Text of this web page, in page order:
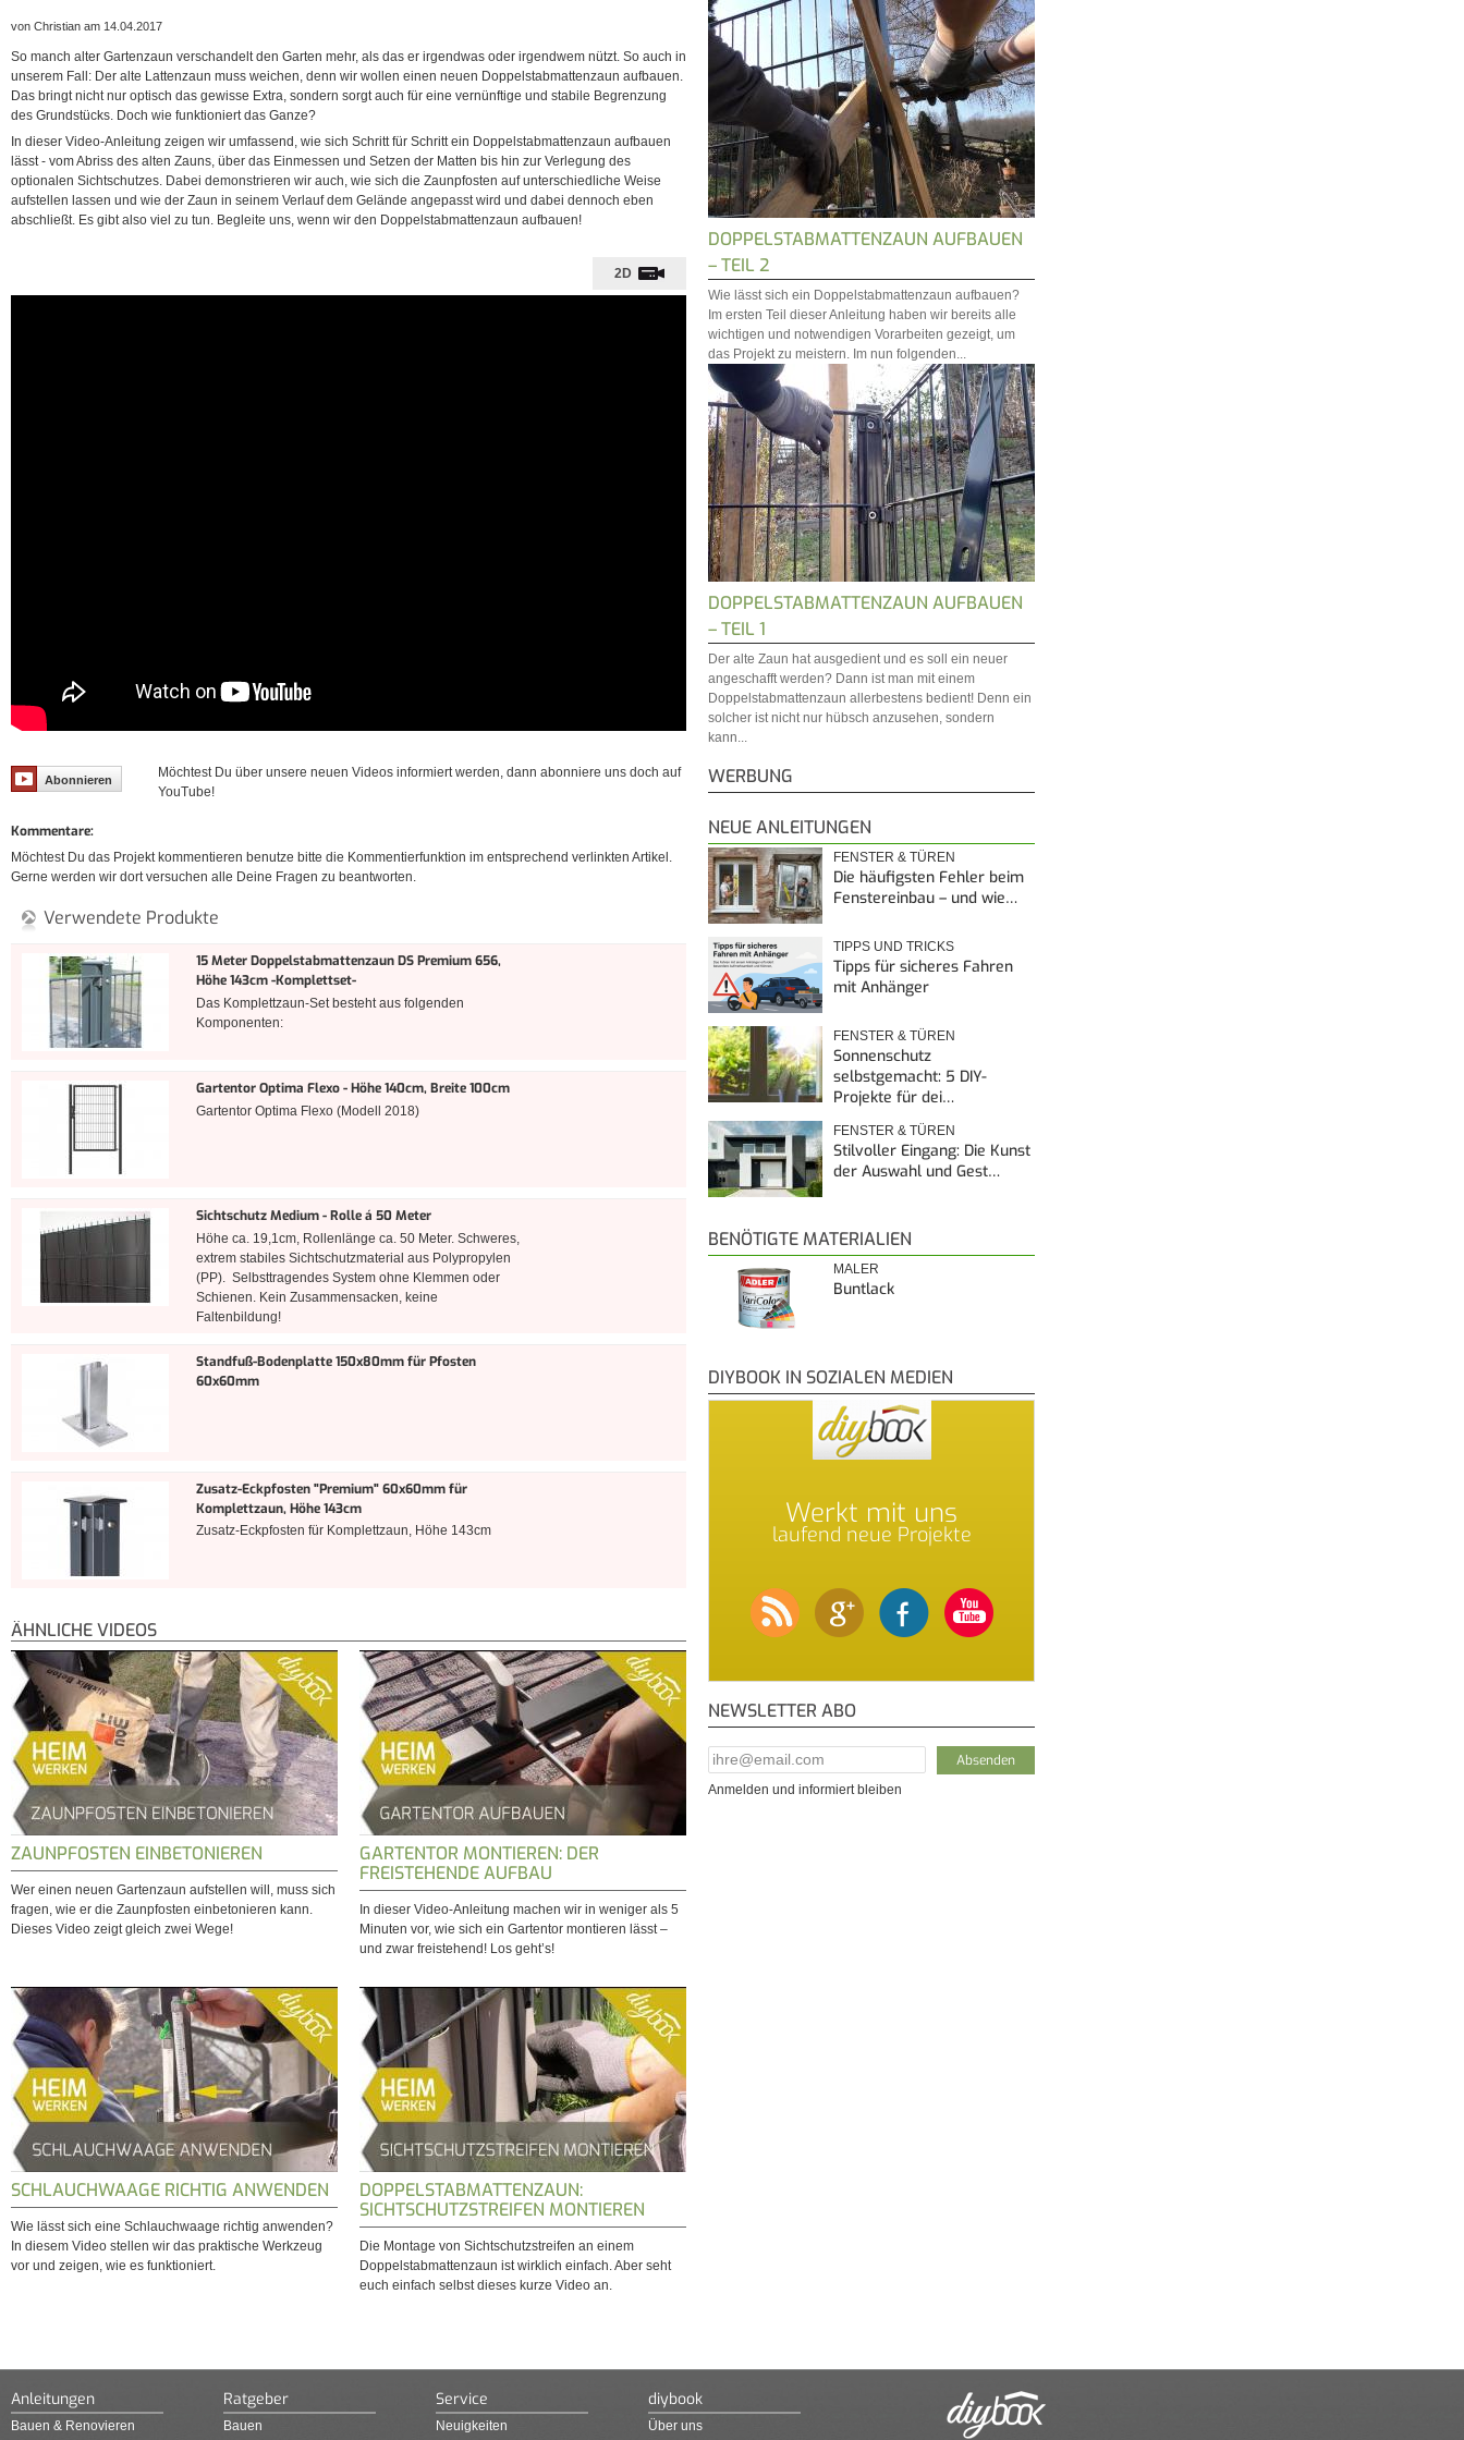
von Christian am 14.04.2017
So manch alter Gartenzaun verschandelt den Garten mehr, als das er irgendwas oder irgendwem nützt. So auch in
unserem Fall: Der alte Lattenzaun muss weichen, denn wir wollen einen neuen Doppelstabmattenzaun aufbauen.
Das bringt nicht nur optisch das gewisse Extra, sondern sorgt auch für eine vernünftige und stabile Begrenzung
des Grundstücks. Doch wie funktioniert das Ganze?
In dieser Video-Anleitung zeigen wir umfassend, wie sich Schritt für Schritt ein Doppelstabmattenzaun aufbauen
lässt - vom Abriss des alten Zauns, über das Einmessen und Setzen der Matten bis hin zur Verlegung des
optionalen Sichtschutzes. Dabei demonstrieren wir auch, wie sich die Zaunpfosten auf unterschiedliche Weise
aufstellen lassen und wie der Zaun in seinem Verlauf dem Gelände angepasst wird und dabei dennoch eben
abschließt. Es gibt also viel zu tun. Begleite uns, wenn wir den Doppelstabmattenzaun aufbauen!
2D
Abonnieren
Möchtest Du über unsere neuen Videos informiert werden, dann abonniere uns doch auf
YouTube!
Kommentare:
Möchtest Du das Projekt kommentieren benutze bitte die Kommentierfunktion im entsprechend verlinkten Artikel.
Gerne werden wir dort versuchen alle Deine Fragen zu beantworten.
Verwendete Produkte
15 Meter Doppelstabmattenzaun DS Premium 656,
Höhe 143cm -Komplettset-
Das Komplettzaun-Set besteht aus folgenden
Komponenten:
Gartentor Optima Flexo - Höhe 140cm, Breite 100cm
Gartentor Optima Flexo (Modell 2018)
Sichtschutz Medium - Rolle á 50 Meter
Höhe ca. 19,1cm, Rollenlänge ca. 50 Meter. Schweres,
extrem stabiles Sichtschutzmaterial aus Polypropylen
(PP). Selbsttragendes System ohne Klemmen oder
Schienen. Kein Zusammensacken, keine
Faltenbildung!
Standfuß-Bodenplatte 150x80mm für Pfosten
60x60mm
Zusatz-Eckpfosten "Premium" 60x60mm für
Komplettzaun, Höhe 143cm
Zusatz-Eckpfosten für Komplettzaun, Höhe 143cm
ÄHNLICHE VIDEOS
ZAUNPFOSTEN EINBETONIEREN
Wer einen neuen Gartenzaun aufstellen will, muss sich
fragen, wie er die Zaunpfosten einbetonieren kann.
Dieses Video zeigt gleich zwei Wege!
GARTENTOR MONTIEREN: DER
FREISTEHENDE AUFBAU
In dieser Video-Anleitung machen wir in weniger als 5
Minuten vor, wie sich ein Gartentor montieren lässt –
und zwar freistehend! Los geht’s!
SCHLAUCHWAAGE RICHTIG ANWENDEN
Wie lässt sich eine Schlauchwaage richtig anwenden?
In diesem Video stellen wir das praktische Werkzeug
vor und zeigen, wie es funktioniert.
DOPPELSTABMATTENZAUN:
SICHTSCHUTZSTREIFEN MONTIEREN
Die Montage von Sichtschutzstreifen an einem
Doppelstabmattenzaun ist wirklich einfach. Aber seht
euch einfach selbst dieses kurze Video an.
DOPPELSTABMATTENZAUN AUFBAUEN
– TEIL 2
Wie lässt sich ein Doppelstabmattenzaun aufbauen?
Im ersten Teil dieser Anleitung haben wir bereits alle
wichtigen und notwendigen Vorarbeiten gezeigt, um
das Projekt zu meistern. Im nun folgenden...
DOPPELSTABMATTENZAUN AUFBAUEN
– TEIL 1
Der alte Zaun hat ausgedient und es soll ein neuer
angeschafft werden? Dann ist man mit einem
Doppelstabmattenzaun allerbestens bedient! Denn ein
solcher ist nicht nur hübsch anzusehen, sondern
kann...
WERBUNG
NEUE ANLEITUNGEN
FENSTER & TÜREN
Die häufigsten Fehler beim
Fenstereinbau – und wie…
TIPPS UND TRICKS
Tipps für sicheres Fahren
mit Anhänger
FENSTER & TÜREN
Sonnenschutz
selbstgemacht: 5 DIY-
Projekte für dei…
FENSTER & TÜREN
Stilvoller Eingang: Die Kunst
der Auswahl und Gest…
BENÖTIGTE MATERIALIEN
MALER
Buntlack
DIYBOOK IN SOZIALEN MEDIEN
Werkt mit uns
laufend neue Projekte
NEWSLETTER ABO
E-Mail Addresse*
Anmelden und informiert bleiben
Anleitungen
Bauen & Renovieren
Ratgeber
Bauen
Service
Neuigkeiten
diybook
Über uns